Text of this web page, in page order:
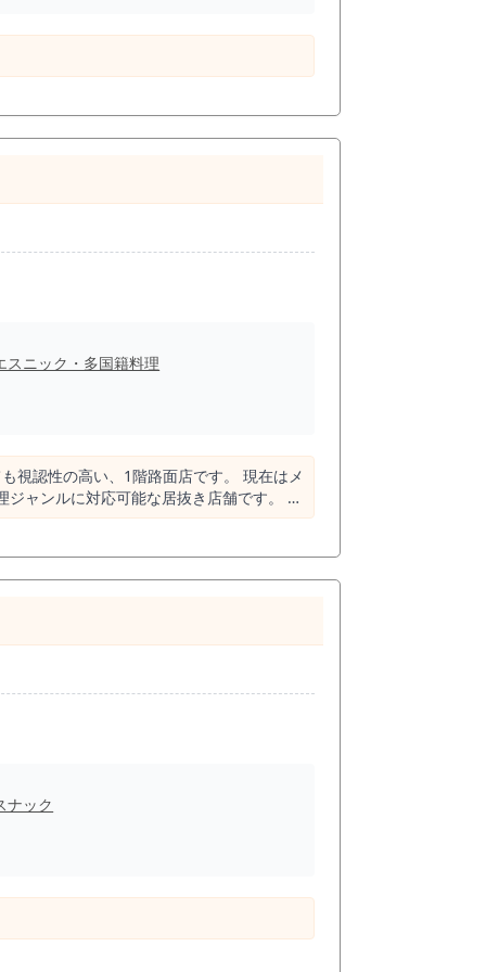
スニック・多国籍料理
視認性の高い、1階路面店です。 現在はメ
ャンルに対応可能な居抜き店舗です。 契
す。 この物件の最大の魅
の飲食ビジネスを成功する一歩として、
ナック